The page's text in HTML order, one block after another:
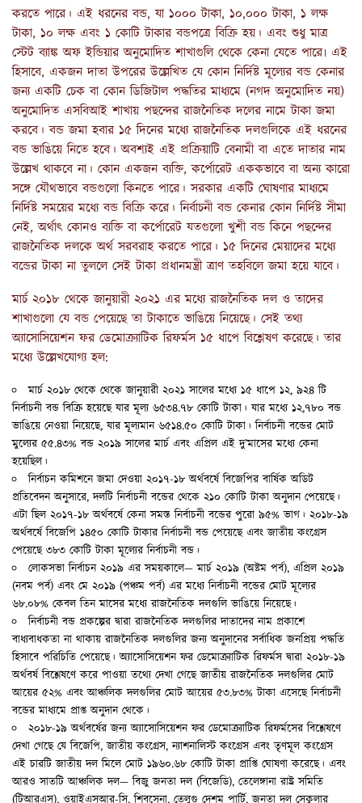
করতে পারে। এই ধরনের বন্ড, যা ১০০০ টাকা, ১০,০০০ টাকা, ১ লক্ষ
টাকা, ১০ লক্ষ এবং ১ কোটি টাকার বন্ডপত্রে বিক্রি হয়। এবং শুধু মাত্র
স্টেট ব্যাঙ্ক অফ ইন্ডিয়ার অনুমোদিত শাখাগুলি থেকে কেনা যেতে পারে৷ এই
হিসাবে, একজন দাতা উপরের উল্লেখিত যে কোন নির্দিষ্ট মূল্যের বন্ড কেনার
জন্য একটি চেক বা কোন ডিজিটাল পদ্ধতির মাধ্যমে (নগদ অনুমোদিত নয়)
অনুমোদিত এসবিআই শাখায় পছন্দের রাজনৈতিক দলের নামে টাকা জমা
করবে। বন্ড জমা হবার ১৫ দিনের মধ্যে রাজনৈতিক দলগুলিকে এই ধরনের
বন্ড ভাঙিয়ে নিতে হবে। অবশ্যই এই প্রক্রিয়াটি বেনামী বা এতে দাতার নাম
উল্লেখ থাকবে না। কোন একজন ব্যক্তি, কর্পোরেট এককভাবে বা অন্য কারো
সঙ্গে যৌথভাবে বন্ডগুলো কিনতে পারে। সরকার একটি ঘোষণার মাধ্যমে
নির্দিষ্ট সময়ের মধ্যে বন্ড বিক্রি করে। নির্বাচনী বন্ড কেনার কোন নির্দিষ্ট সীমা
নেই, অর্থাৎ কোনও ব্যক্তি বা কর্পোরেট যতগুলো খুশী বন্ড কিনে পছন্দের
রাজনৈতিক দলকে অর্থ সরবরাহ করতে পারে। ১৫ দিনের মেয়াদের মধ্যে
বন্ডের টাকা না তুললে সেই টাকা প্রধানমন্ত্রী ত্রাণ তহবিলে জমা হয়ে যাবে।
মার্চ ২০১৮ থেকে জানুয়ারী ২০২১ এর মধ্যে রাজনৈতিক দল ও তাদের
শাখাগুলো যে বন্ড পেয়েছে তা টাকাতে ভাঙিয়ে নিয়েছে। সেই তথ্য
অ্যাসোসিয়েশন ফর ডেমোক্র্যাটিক রিফর্মস ১৫ ধাপে বিশ্লেষণ করেছে। তার
মধ্যে উল্লেখযোগ্য হল:
মার্চ ২০১৮ থেকে থেকে জানুয়ারী ২০২১ সালের মধ্যে ১৫ ধাপে ১২, ৯২৪ টি
নির্বাচনী বন্ড বিক্রি হয়েছে যার মূল্য ৬৫৩৪.৭৮ কোটি টাকা। যার মধ্যে ১২,৭৮০ বন্ড
ভাঙিয়ে নেওয়া নিয়েছে, যার মূল্যমান ৬৫১৪.৫০ কোটি টাকা। নির্বাচনী বন্ডের মোট
মুল্যের ৫৫.৪৩% বন্ড ২০১৯ সালের মার্চ এবং এপ্রিল এই দু’মাসের মধ্যে কেনা
হয়েছিল।
নির্বাচন কমিশনে জমা দেওয়া ২০১৭-১৮ অর্থবর্ষে বিজেপির বার্ষিক অডিট
প্রতিবেদন অনুসারে, দলটি নির্বাচনী বন্ডের থেকে ২১০ কোটি টাকা অনুদান পেয়েছে।
এটা ছিল ২০১৭-১৮ অর্থবর্ষে কেনা সমস্ত নির্বাচনী বন্ডের পুরো ৯৫% ভাগ। ২০১৮-১৯
অর্থবর্ষে বিজেপি ১৪৫০ কোটি টাকার নির্বাচনী বন্ড পেয়েছে এবং জাতীয় কংগ্রেস
পেয়েছে ৩৮৩ কোটি টাকা মূল্যের নির্বাচনী বন্ড।
লোকসভা নির্বাচন ২০১৯ এর সময়কালে— মার্চ ২০১৯ (অষ্টম পর্ব), এপ্রিল ২০১৯
(নবম পর্ব) এবং মে ২০১৯ (পঞ্চম পর্ব) এর মধ্যে নির্বাচনী বন্ডের মোট মূল্যের
৬৮.০৮% কেবল তিন মাসের মধ্যে রাজনৈতিক দলগুলি ভাঙিয়ে নিয়েছে।
নির্বাচনী বন্ড প্রকল্পের দ্বারা রাজনৈতিক দলগুলির দাতাদের নাম প্রকাশে
বাধ্যবাধকতা না থাকায় রাজনৈতিক দলগুলির জন্য অনুদানের সর্বাধিক জনপ্রিয় পদ্ধতি
হিসাবে পরিচিতি পেয়েছে। অ্যাসোসিয়েশন ফর ডেমোক্র্যাটিক রিফর্মস দ্বারা ২০১৮-১৯
অর্থবর্ষ বিশ্লেষণে করে পাওয়া তথ্যে দেখা গেছে জাতীয় রাজনৈতিক দলগুলির মোট
আয়ের ৫২% এবং আঞ্চলিক দলগুলির মোট আয়ের ৫৩.৮৩% টাকা এসেছে নির্বাচনী
বন্ডের মাধ্যমে প্রাপ্ত অনুদান থেকে।
২০১৮-১৯ অর্থবর্ষের জন্য অ্যাসোসিয়েশন ফর ডেমোক্র্যাটিক রিফর্মসের বিশ্লেষণে
দেখা গেছে যে বিজেপি, জাতীয় কংগ্রেস, ন্যাশনালিস্ট কংগ্রেস এবং তৃণমূল কংগ্রেস
এই চারটি জাতীয় দল মিলে মোট ১৯৬০.৬৮ কোটি টাকা প্রাপ্তি ঘোষণা করেছে। এবং
আরও সাতটি আঞ্চলিক দল— বিজু জনতা দল (বিজেডি), তেলেঙ্গানা রাষ্ট্র সমিতি
(টিআরএস), ওয়াইএসআর-সি, শিবসেনা, তেলুগু দেশম পার্টি, জনতা দল সেকুলার